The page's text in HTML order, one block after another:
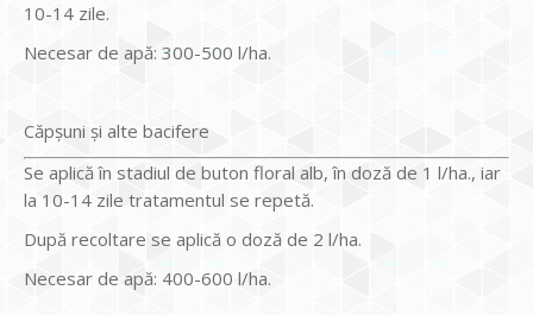
10-14 zile.
Necesar de apă: 300-500 l/ha.
Căpşuni şi alte bacifere
Se aplică în stadiul de buton floral alb, în doză de 1 l/ha., iar
la 10-14 zile tratamentul se repetă.
După recoltare se aplică o doză de 2 l/ha.
Necesar de apă: 400-600 l/ha.